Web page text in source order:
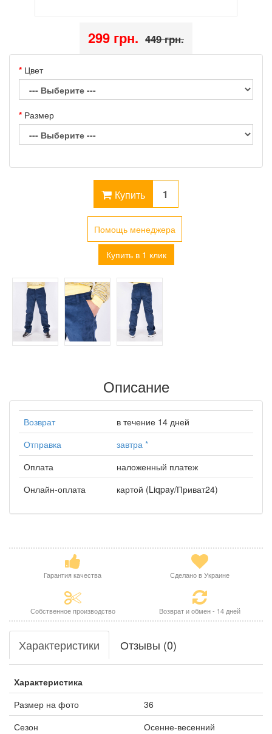
299 грн. 449 грн.
Цвет
Размер
Купить
Помощь менеджера
Купить в 1 клик
Описание
Возврат
в течение 14 дней
Отправка
завтра *
Оплата
наложенный платеж
Онлайн-оплата
картой (Liqpay/Приват24)
Гарантия качества Сделано в Украине
Собственное производство Возврат и обмен - 14 дней
Характеристики Отзывы (0)
Характеристика
Размер на фото
36
Сезон
Осенне-весенний